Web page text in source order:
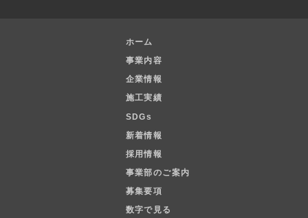
FAX:099-228-6601
ホーム
事業内容
企業情報
施工実績
SDGs
新着情報
採用情報
事業部のご案内
募集要項
数字で見る